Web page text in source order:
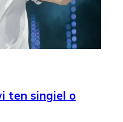
ten singiel o